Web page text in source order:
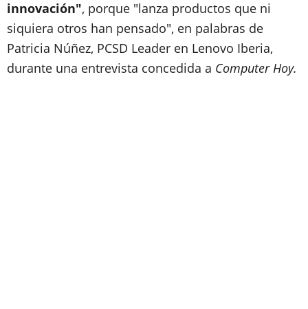
innovación", porque "lanza productos que ni
siquiera otros han pensado", en palabras de
Patricia Núñez, PCSD Leader en Lenovo Iberia,
durante una entrevista concedida a Computer Hoy.